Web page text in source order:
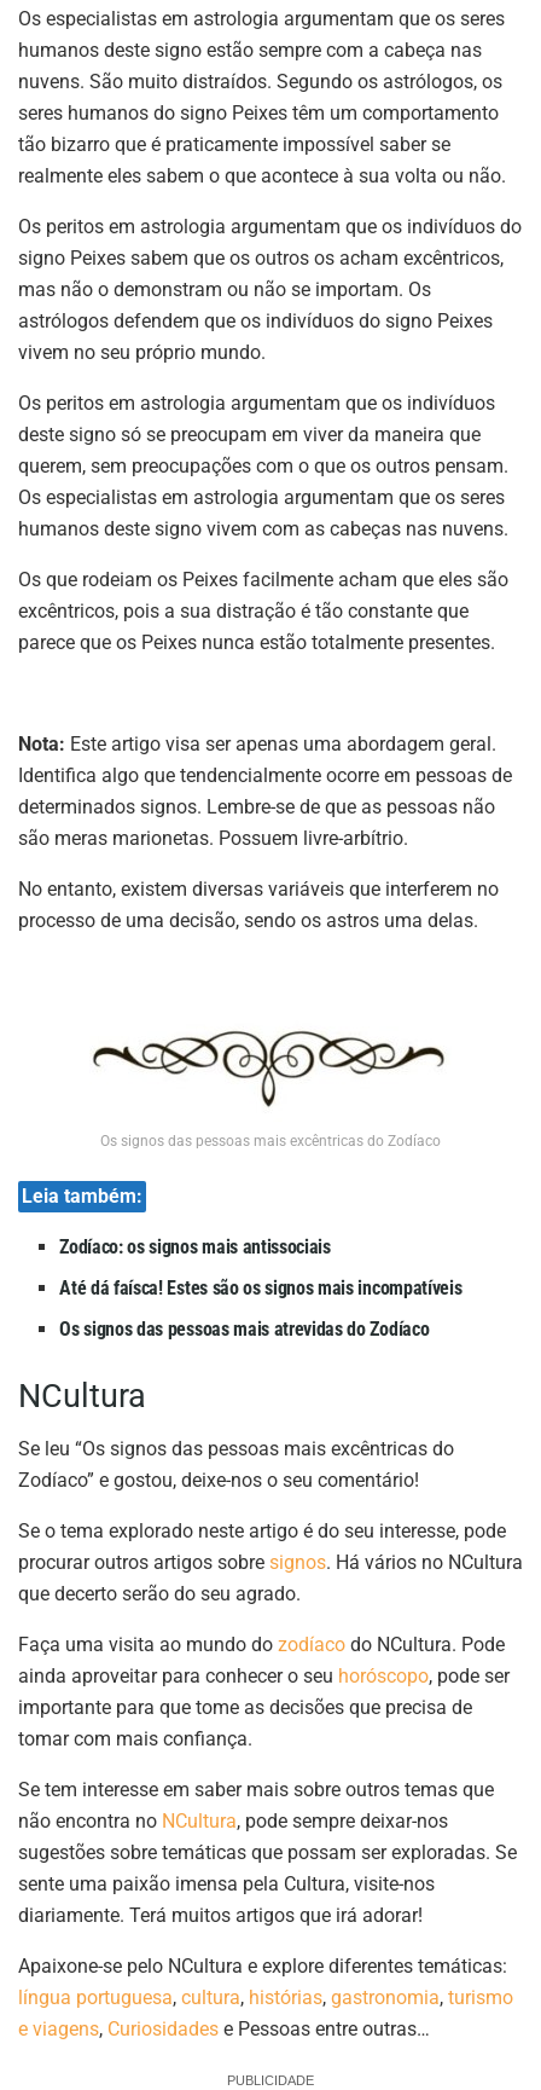
Os especialistas em astrologia argumentam que os seres
humanos deste signo estão sempre com a cabeça nas
nuvens. São muito distraídos. Segundo os astrólogos, os
seres humanos do signo Peixes têm um comportamento
tão bizarro que é praticamente impossível saber se
realmente eles sabem o que acontece à sua volta ou não.
Os peritos em astrologia argumentam que os indivíduos do
signo Peixes sabem que os outros os acham excêntricos,
mas não o demonstram ou não se importam. Os
astrólogos defendem que os indivíduos do signo Peixes
vivem no seu próprio mundo.
Os peritos em astrologia argumentam que os indivíduos
deste signo só se preocupam em viver da maneira que
querem, sem preocupações com o que os outros pensam.
Os especialistas em astrologia argumentam que os seres
humanos deste signo vivem com as cabeças nas nuvens.
Os que rodeiam os Peixes facilmente acham que eles são
excêntricos, pois a sua distração é tão constante que
parece que os Peixes nunca estão totalmente presentes.
Nota: Este artigo visa ser apenas uma abordagem geral.
Identifica algo que tendencialmente ocorre em pessoas de
determinados signos. Lembre-se de que as pessoas não
são meras marionetas. Possuem livre-arbítrio.
No entanto, existem diversas variáveis que interferem no
processo de uma decisão, sendo os astros uma delas.
Os signos das pessoas mais excêntricas do Zodíaco
Leia também:
Zodíaco: os signos mais antissociais
Até dá faísca! Estes são os signos mais incompatíveis
Os signos das pessoas mais atrevidas do Zodíaco
NCultura
Se leu “Os signos das pessoas mais excêntricas do
Zodíaco” e gostou, deixe-nos o seu comentário!
Se o tema explorado neste artigo é do seu interesse, pode
procurar outros artigos sobre signos. Há vários no NCultura
que decerto serão do seu agrado.
Faça uma visita ao mundo do zodíaco do NCultura. Pode
ainda aproveitar para conhecer o seu horóscopo, pode ser
importante para que tome as decisões que precisa de
tomar com mais confiança.
Se tem interesse em saber mais sobre outros temas que
não encontra no NCultura, pode sempre deixar-nos
sugestões sobre temáticas que possam ser exploradas. Se
sente uma paixão imensa pela Cultura, visite-nos
diariamente. Terá muitos artigos que irá adorar!
Apaixone-se pelo NCultura e explore diferentes temáticas:
língua portuguesa, cultura, histórias, gastronomia, turismo
e viagens, Curiosidades e Pessoas entre outras…
PUBLICIDADE